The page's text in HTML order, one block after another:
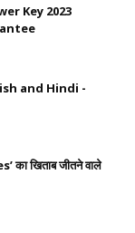
Key 2023
and Hindi -
का खिताब जीतने वाले